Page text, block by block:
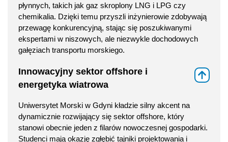
płynnych, takich jak gaz skroplony LNG i LPG czy
chemikalia. Dzięki temu przyszli inżynierowie zdobywają
przewagę konkurencyjną, stając się poszukiwanymi
ekspertami w niszowych, ale niezwykle dochodowych
gałęziach transportu morskiego.
Innowacyjny sektor offshore i
energetyka wiatrowa
Uniwersytet Morski w Gdyni kładzie silny akcent na
dynamicznie rozwijający się sektor offshore, który
stanowi obecnie jeden z filarów nowoczesnej gospodarki.
Studenci mają okazję zgłębić tajniki projektowania i